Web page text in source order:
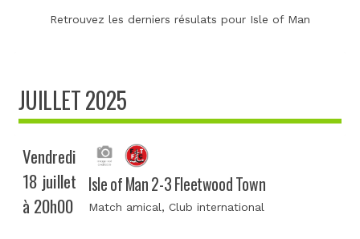
Retrouvez les derniers résulats pour Isle of Man
JUILLET 2025
Vendredi
18 juillet
à 20h00
Isle of Man 2-3 Fleetwood Town
Match amical, Club international